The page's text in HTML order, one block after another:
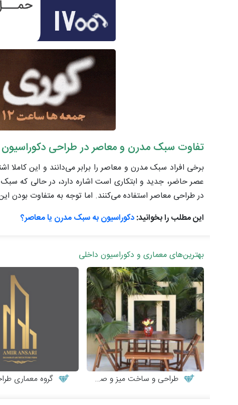
تفاوت سبک مدرن و معاصر در طراحی دکوراسیون
برخی افراد سبک مدرن و معاصر را برابر می‌دانند و این
عصر حاضر، جدید و ابتکاری است اشاره دارد، در حالی که
در طراحی معاصر استفاده می‌کنند. اما توجه به متفاوت بودن
این مطلب را بخوانید:دکوراسیون به سبک مدرن یا معاصر؟
بهترین‌های معماری و دکوراسیون داخلی
طراحی و ساخت میز و صندلی چوبی گروه معماری